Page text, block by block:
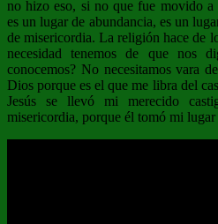
no hizo eso, si no que fue movido a
es un lugar de abundancia, es un
de misericordia. La religión hace de
necesidad tenemos de que nos
conocemos? No necesitamos vara
Dios porque es el que me libra del
Jesús se llevó mi merecido
misericordia, porque él tomó mi